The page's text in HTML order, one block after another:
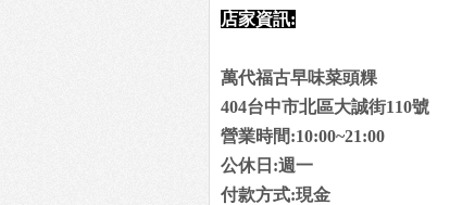
店家資訊:
萬代福古早味菜頭粿
404台中市北區大誠街110號
營業時間:10:00~21:00
公休日:週一
付款方式:現金